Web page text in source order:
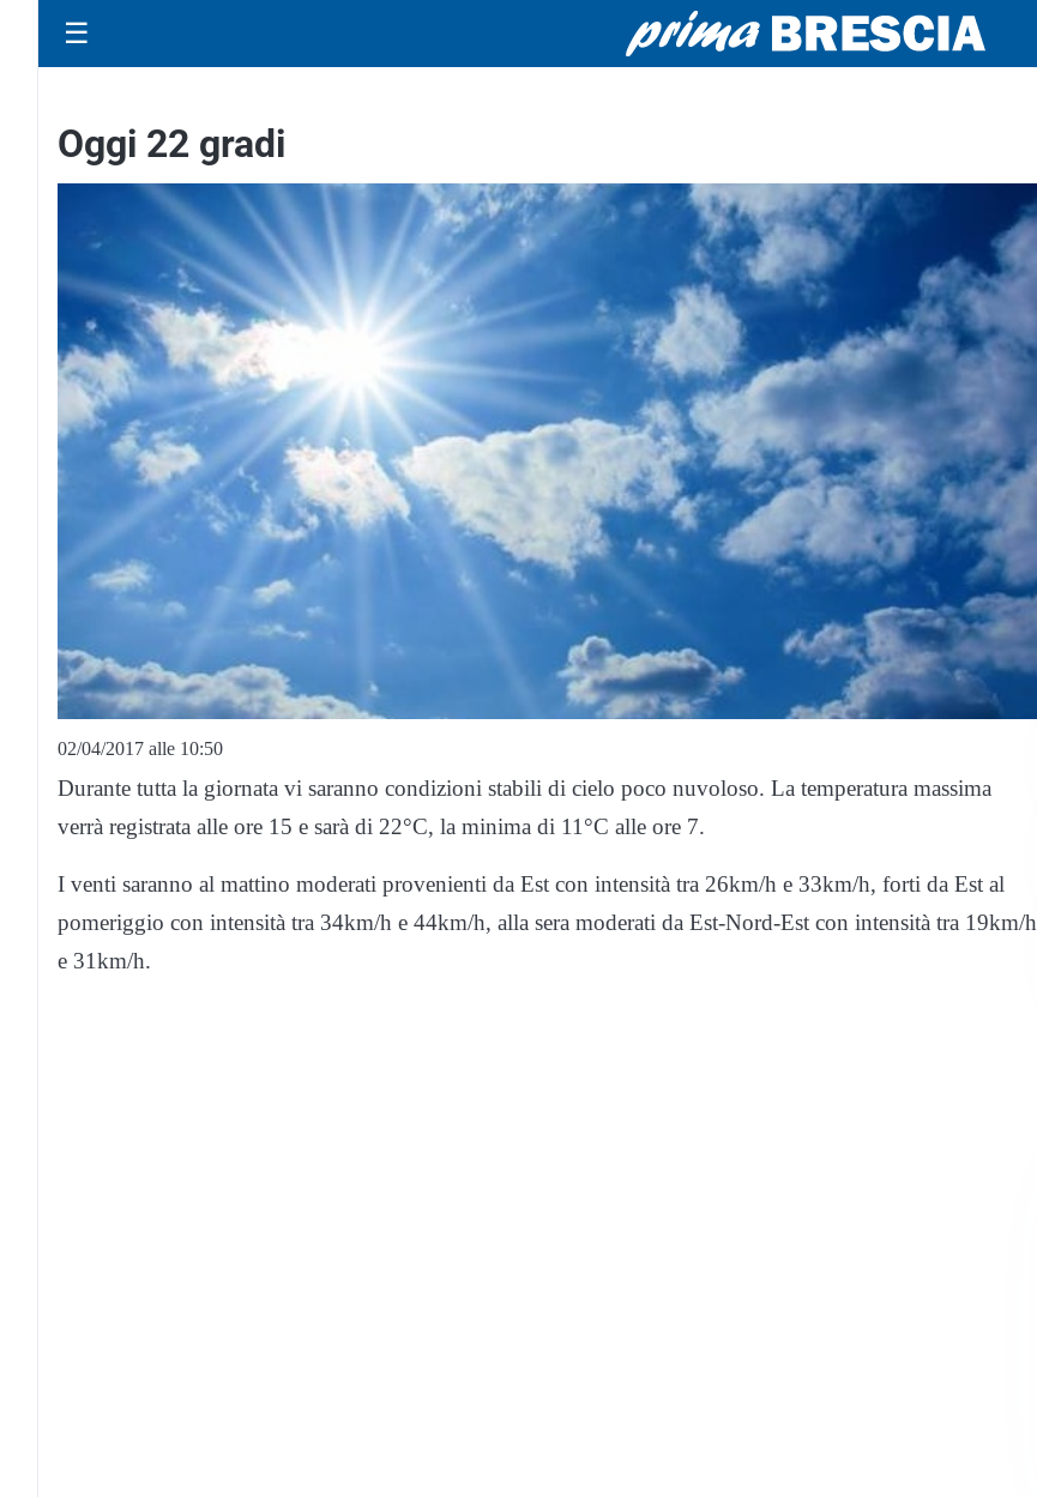
☰
Oggi 22 gradi
02/04/2017 alle 10:50
Durante tutta la giornata vi saranno condizioni stabili di cielo poco nuvoloso. La temperatura massima
verrà registrata alle ore 15 e sarà di 22°C, la minima di 11°C alle ore 7.
I venti saranno al mattino moderati provenienti da Est con intensità tra 26km/h e 33km/h, forti da Est al
pomeriggio con intensità tra 34km/h e 44km/h, alla sera moderati da Est-Nord-Est con intensità tra 19km/h
e 31km/h.